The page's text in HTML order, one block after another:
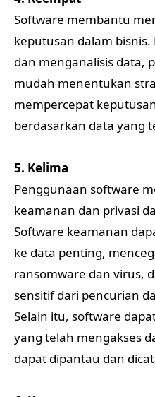
Software membantu
keputusan dalam
dan menganalisis data,
mudah menentukan
mempercepat
berdasarkan data yang
5. Kelima
Penggunaan software
keamanan dan privasi
Software keamanan
ke data penting,
ransomware dan virus,
sensitif dari pencurian
Selain itu, software
yang telah mengakses
dapat dipantau dan